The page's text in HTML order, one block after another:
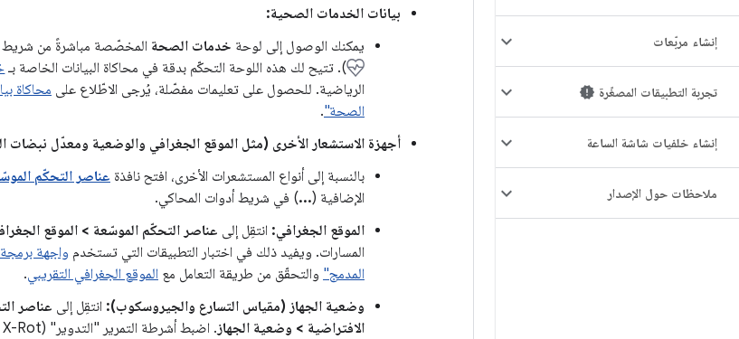
إنشاء مربّعات
تجربة التطبيقات المصغّرة
إنشاء خلفيات شاشة الساعة
ملاحظات حول الإصدار
بيانات الخدمات الصحية:
يمكنك الوصول إلى لوحة خدمات الصحة المخصّصة مباشرةً من شريط
). تتيح لك هذه اللوحة التحكّم بدقة في محاكاة البيانات الخاصة بـ
الرياضية. للحصول على تعليمات مفصّلة، يُرجى الاطّلاع على محاكاة
الصحة".
أجهزة الاستشعار الأخرى (مثل الموقع الجغرافي والوضعية ومعدّل نبضات
بالنسبة إلى أنواع المستشعرات الأخرى، افتح نافذة عناصر التحكّم
الإضافية (...) في شريط أدوات المحاكي.
الموقع الجغرافي: انتقِل إلى عناصر التحكّم الموسّعة > الموقع
المسارات. ويفيد ذلك في اختبار التطبيقات التي تستخدم واجهة
المدمج" والتحقّق من طريقة التعامل مع الموقع الجغرافي التقريبي.
وضعية الجهاز (مقياس التسارع والجيروسكوب): انتقِل إلى عناصر
الافتراضية > وضعية الجهاز